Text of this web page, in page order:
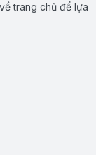
trang chủ để lựa